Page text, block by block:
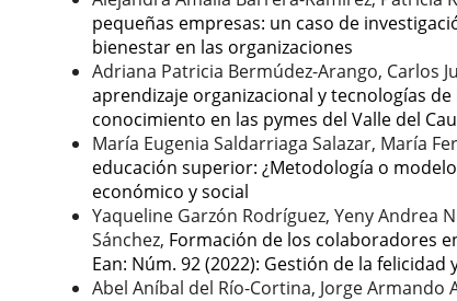
pequeñas empresas: un caso de
bienestar en las organizaciones
Adriana Patricia Bermúdez-Arango, Carlos
aprendizaje organizacional y tecnologías
conocimiento en las pymes del Valle del
María Eugenia Saldarriaga Salazar, María
educación superior: ¿Metodología o
económico y social
Yaqueline Garzón Rodríguez, Yeny Andrea
Sánchez, Formación de los colaboradores
Ean: Núm. 92 (2022): Gestión de la
Abel Aníbal del Río-Cortina, Jorge